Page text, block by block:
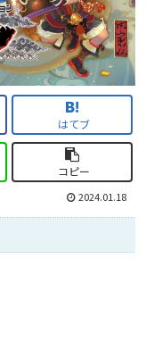
はてブ
コピー
2024.01.18